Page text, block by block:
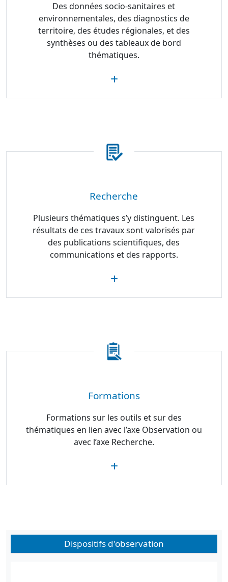
Des données socio-sanitaires et
environnementales, des diagnostics de
territoire, des études régionales, et des
synthèses ou des tableaux de bord
thématiques.
Recherche
Plusieurs thématiques s’y distinguent. Les
résultats de ces travaux sont valorisés par
des publications scientifiques, des
communications et des rapports.
Formations
Formations sur les outils et sur des
thématiques en lien avec l’axe Observation ou
avec l’axe Recherche.
Dispositifs d'observation